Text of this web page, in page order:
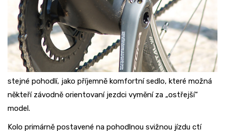
stejné pohodlí, jako příjemně komfortní sedlo, které možná
někteří závodně orientovaní jezdci vymění za „ostřejší“
model.
Kolo primárně postavené na pohodlnou svižnou jízdu ctí